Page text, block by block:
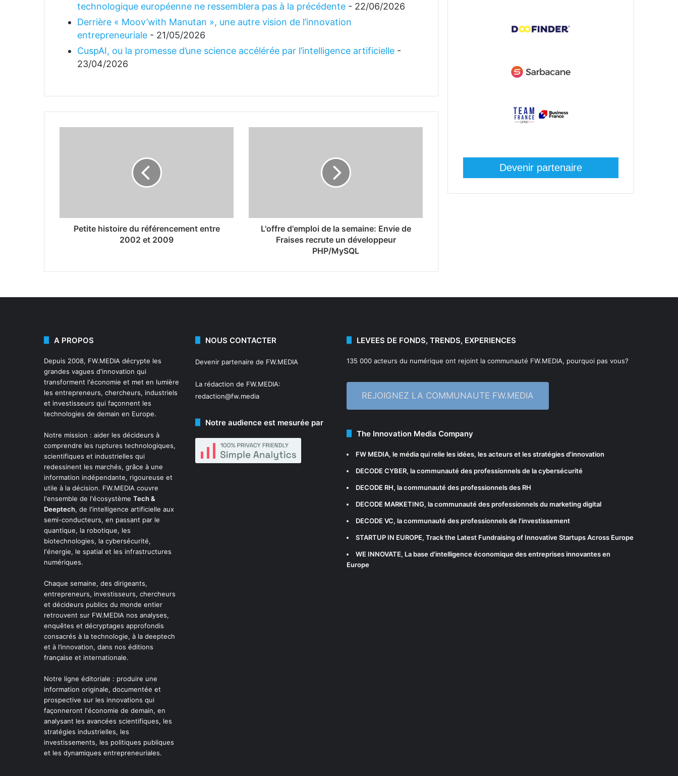
technologique européenne ne ressemblera pas à la précédente - 22/06/2026
Derrière « Moov’with Manutan », une autre vision de l’innovation
entrepreneuriale - 21/05/2026
CuspAI, ou la promesse d’une science accélérée par l’intelligence artificielle -
23/04/2026
Petite histoire du référencement entre
2002 et 2009
L'offre d'emploi de la semaine: Envie de
Fraises recrute un développeur
PHP/MySQL
Devenir partenaire
A PROPOS
Depuis 2008, FW.MEDIA décrypte les
grandes vagues d'innovation qui
transforment l'économie et met en lumière
les entrepreneurs, chercheurs, industriels
et investisseurs qui façonnent les
technologies de demain en Europe.
Notre mission : aider les décideurs à
comprendre les ruptures technologiques,
scientifiques et industrielles qui
redessinent les marchés, grâce à une
information indépendante, rigoureuse et
utile à la décision. FW.MEDIA couvre
l'ensemble de l'écosystème Tech &
Deeptech, de l'intelligence artificielle aux
semi-conducteurs, en passant par le
quantique, la robotique, les
biotechnologies, la cybersécurité,
l'énergie, le spatial et les infrastructures
numériques.
Chaque semaine, des dirigeants,
entrepreneurs, investisseurs, chercheurs
et décideurs publics du monde entier
retrouvent sur FW.MEDIA nos analyses,
enquêtes et décryptages approfondis
consacrés à la technologie, à la deeptech
et à l’innovation, dans nos éditions
française et internationale.
Notre ligne éditoriale : produire une
information originale, documentée et
prospective sur les innovations qui
façonneront l'économie de demain, en
analysant les avancées scientifiques, les
stratégies industrielles, les
investissements, les politiques publiques
et les dynamiques entrepreneuriales.
NOUS CONTACTER
Devenir partenaire de FW.MEDIA
La rédaction de FW.MEDIA:
redaction@fw.media
Notre audience est mesurée par
LEVEES DE FONDS, TRENDS, EXPERIENCES
135 000 acteurs du numérique ont rejoint la communauté FW.MEDIA, pourquoi pas vous?
REJOIGNEZ LA COMMUNAUTE FW.MEDIA
The Innovation Media Company
FW MEDIA, le média qui relie les idées, les acteurs et les stratégies d'innovation
DECODE CYBER, la communauté des professionnels de la cybersécurité
DECODE RH, la communauté des professionnels des RH
DECODE MARKETING, la communauté des professionnels du marketing digital
DECODE VC, la communauté des professionnels de l'investissement
STARTUP IN EUROPE, Track the Latest Fundraising of Innovative Startups Across Europe
WE INNOVATE, La base d'intelligence économique des entreprises innovantes en
Europe